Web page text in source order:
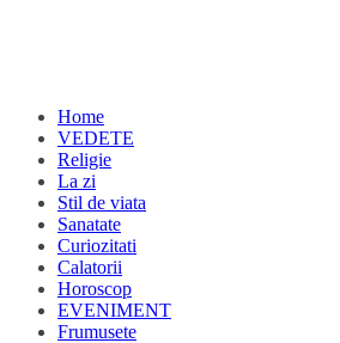
Home
VEDETE
Religie
La zi
Stil de viata
Sanatate
Curiozitati
Calatorii
Horoscop
EVENIMENT
Frumusete